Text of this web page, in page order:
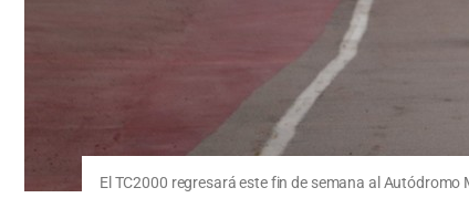
El TC2000 regresará este fin de semana al Autódromo